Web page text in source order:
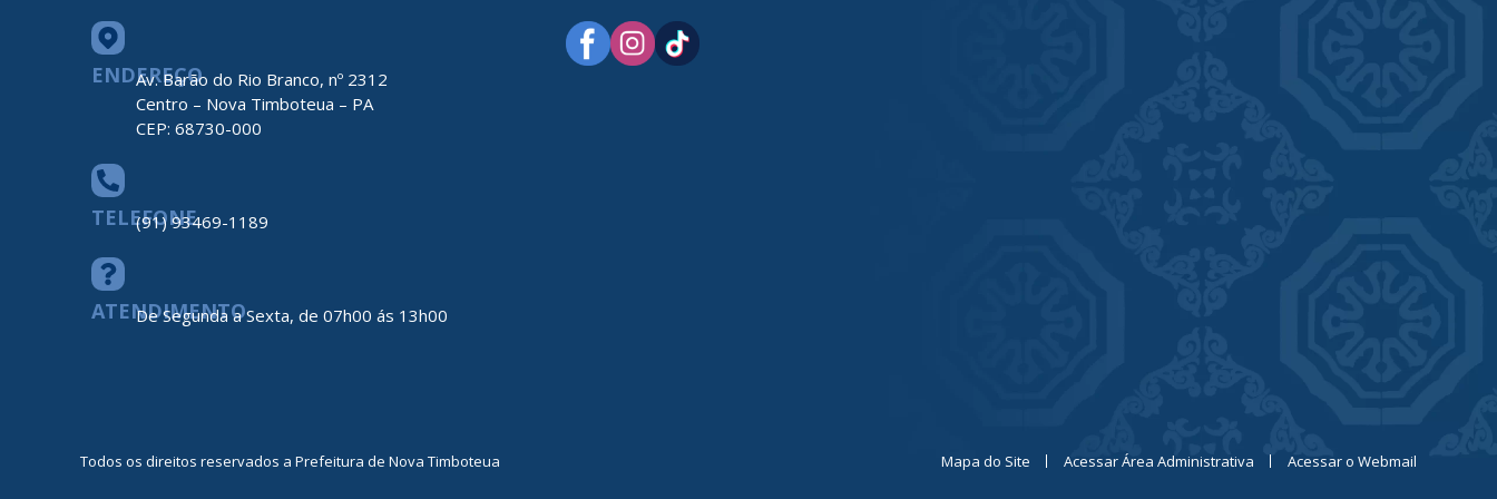
ENDEREÇO
Av. Barão do Rio Branco, nº 2312
Centro – Nova Timboteua – PA
CEP: 68730-000
TELEFONE
(91) 93469-1189
ATENDIMENTO
De Segunda a Sexta, de 07h00 ás 13h00
Todos os direitos reservados a Prefeitura de Nova Timboteua Mapa do Site Acessar Área Administrativa Acessar o Webmail